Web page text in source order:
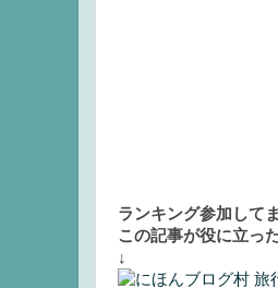
ランキング参加してま
この記事が役に立っ
↓